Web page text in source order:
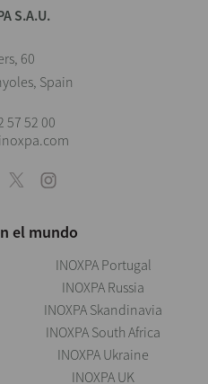
S.A.U.
60
Spain
57 52 00
el mundo
INOXPA Portugal
INOXPA Russia
INOXPA Skandinavia
INOXPA South Africa
INOXPA Ukraine
INOXPA UK